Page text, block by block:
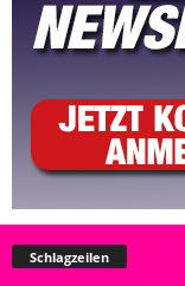
Schlagzeilen